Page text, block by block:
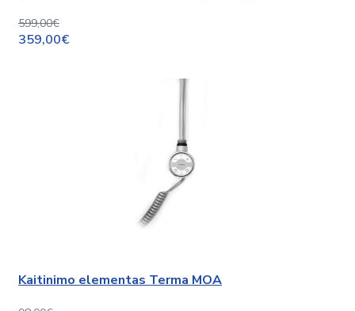
599,00€
359,00€
Kaitinimo elementas Terma MOA